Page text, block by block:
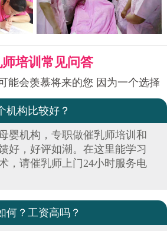
培训常见问答
能会羡慕将来的您 因为一个选择
机构比较好？
婴机构，专职做催乳师培训和
好，好评如潮。在这里能学习
，请催乳师上门24小时服务电
何？工资高吗？